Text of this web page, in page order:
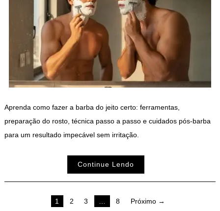
Aprenda como fazer a barba do jeito certo: ferramentas,
preparação do rosto, técnica passo a passo e cuidados pós-barba
para um resultado impecável sem irritação.
Continue Lendo
Paginação
1 2 3 8 Próximo →